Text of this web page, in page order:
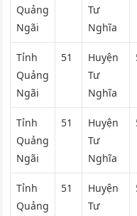
Quảng
Ngãi
Tư
Nghĩa
Tỉnh
Quảng
Ngãi
51
Huyện
Tư
Nghĩa
Tỉnh
Quảng
Ngãi
51
Huyện
Tư
Nghĩa
Tỉnh
Quảng
51
Huyện
Tư